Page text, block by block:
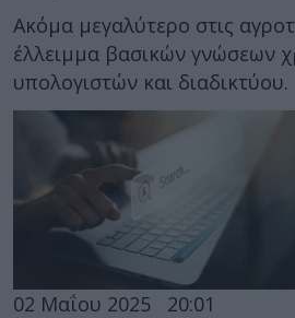
Ακόμα μεγαλύτερο στις
έλλειμμα βασικών γνώσεων
υπολογιστών και διαδικτύου.
02 Μαΐου 2025 20:01